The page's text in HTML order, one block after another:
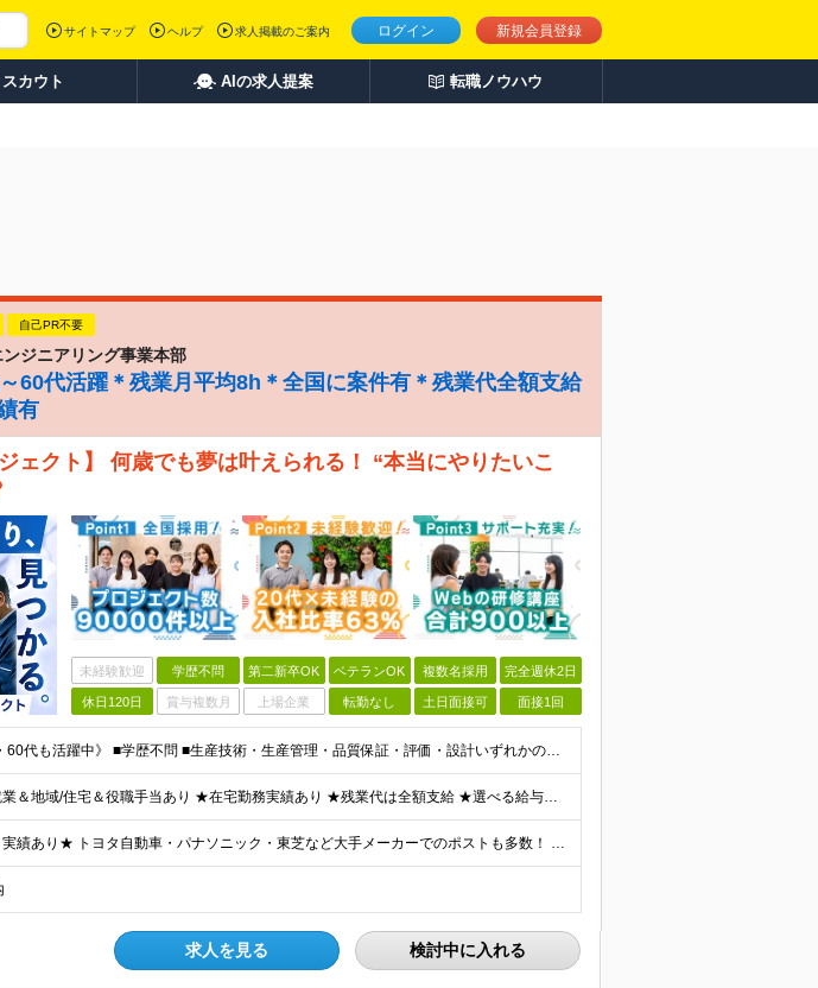
ログイン 新規会員登録
サイトマップ ヘルプ 求人掲載のご案内
スカウト AIの求人提案 転職ノウハウ
自己PR不要
ジニアリング事業本部
60代活躍＊残業月平均8h＊全国に案件有＊残業代全額支給
有
ェクト】 何歳でも夢は叶えられる！ “本当にやりたいこ
未経験歓迎 学歴不問 第二新卒OK ベテランOK 複数名採用 完全週休2日
休日120日 賞与複数月 上場企業 転勤なし 土日面接可 面接1回
《40・50・60代も活躍中》 ■学歴不問 ■生産技術・生産管理・品質保証・評価・設計いずれかの実務経験をお持ちの方 ▽こんな方にオススメです！▽ 「経験を活かして幅広いプロジェクトに携わりたい」
★通勤＆就業＆地域/住宅＆役職手当あり ★在宅勤務実績あり ★残業代は全額支給 ★選べる給与制度あり！ ■東京・神奈川・千葉・埼玉勤務の場合 月給24.5万円～55万円＋諸手当 （残業代は全額支給）
★リモート実績あり★ トヨタ自動車・パナソニック・東芝など大手メーカーでのポストも多数！ 全国の取引先での就業となります（沖縄を除く） 『地元で働きたい』という希望に、業界トップクラス約7,00
求人を見る 検討中に入れる